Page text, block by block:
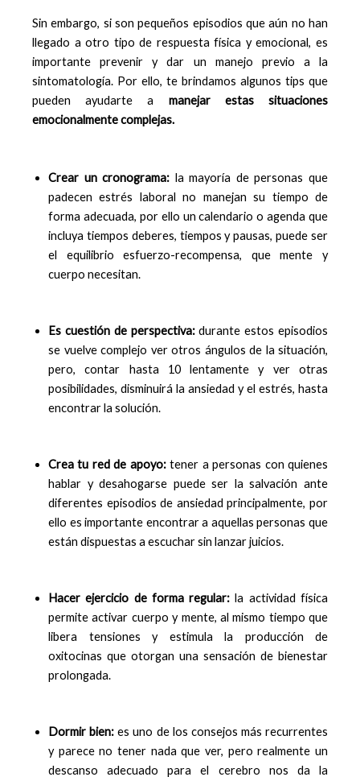
Sin embargo, si son pequeños episodios que aún no han
llegado a otro tipo de respuesta física y emocional, es
importante prevenir y dar un manejo previo a la
sintomatología. Por ello, te brindamos algunos tips que
pueden ayudarte a manejar estas situaciones
emocionalmente complejas.
Crear un cronograma: la mayoría de personas que
padecen estrés laboral no manejan su tiempo de
forma adecuada, por ello un calendario o agenda que
incluya tiempos deberes, tiempos y pausas, puede ser
el equilibrio esfuerzo-recompensa, que mente y
cuerpo necesitan.
Es cuestión de perspectiva:durante estos episodios
se vuelve complejo ver otros ángulos de la situación,
pero, contar hasta 10 lentamente y ver otras
posibilidades, disminuirá la ansiedad y el estrés, hasta
encontrar la solución.
Crea tu red de apoyo:tener a personas con quienes
hablar y desahogarse puede ser la salvación ante
diferentes episodios de ansiedad principalmente, por
ello es importante encontrar a aquellas personas que
están dispuestas a escuchar sin lanzar juicios.
Hacer ejercicio de forma regular:la actividad física
permite activar cuerpo y mente, al mismo tiempo que
libera tensiones y estimula la producción de
oxitocinas que otorgan una sensación de bienestar
prolongada.
Dormir bien: es uno de los consejos más recurrentes
y parece no tener nada que ver, pero realmente un
descanso adecuado para el cerebro nos da la